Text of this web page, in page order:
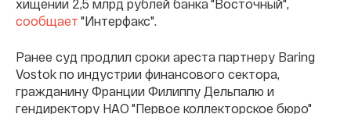
хищении 2,5 млрд рублей банка "Восточный",
сообщает "Интерфакс".
Ранее суд продлил сроки ареста партнеру Baring
Vostok по индустрии финансового сектора,
гражданину Франции Филиппу Дельпалю и
гендиректору НАО "Первое коллекторское бюро"